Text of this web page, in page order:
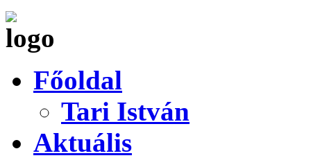
Főoldal
Tari István
Aktuális